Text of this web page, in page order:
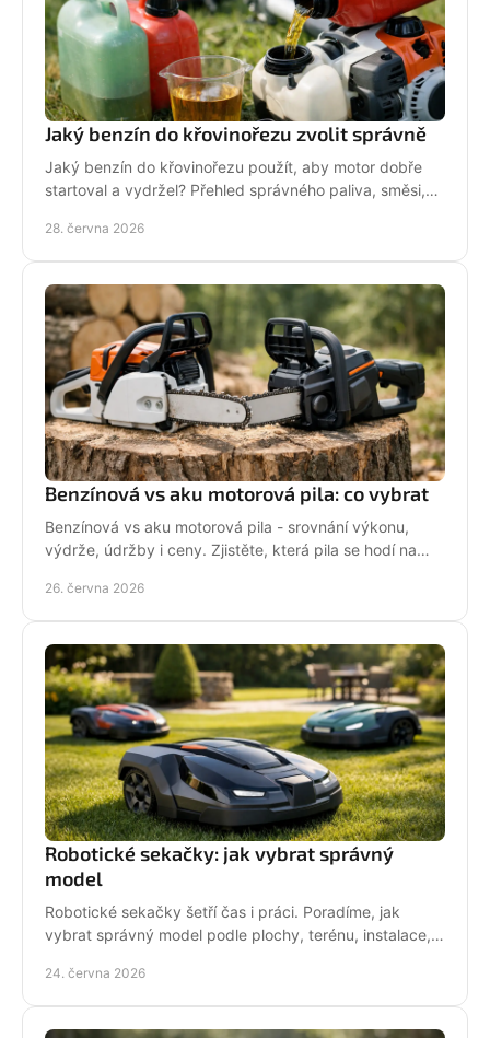
Jaký benzín do křovinořezu zvolit správně
Jaký benzín do křovinořezu použít, aby motor dobře
startoval a vydržel? Přehled správného paliva, směsi,
28. června 2026
Benzínová vs aku motorová pila: co vybrat
Benzínová vs aku motorová pila - srovnání výkonu,
výdrže, údržby i ceny. Zjistěte, která pila se hodí na
26. června 2026
Robotické sekačky: jak vybrat správný
model
Robotické sekačky šetří čas i práci. Poradíme, jak
vybrat správný model podle plochy, terénu, instalace,
24. června 2026